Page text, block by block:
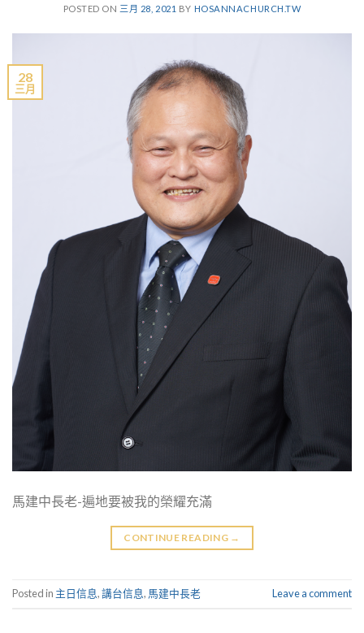
POSTED ON 三月 28, 2021 BY HOSANNACHURCH.TW
28
三月
馬建中長老-遍地要被我的榮耀充滿
CONTINUE READING →
Posted in 主日信息,講台信息, 馬建中長老 Leave a comment